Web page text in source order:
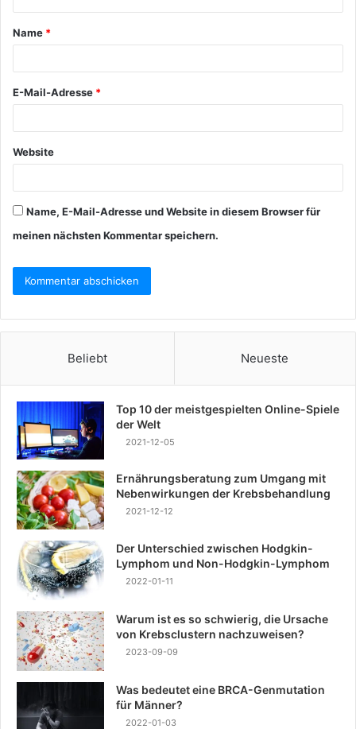
Name *
E-Mail-Adresse *
Website
Name, E-Mail-Adresse und Website in diesem Browser für
meinen nächsten Kommentar speichern.
Beliebt Neueste
Top 10 der meistgespielten Online-Spiele
der Welt
2021-12-05
Ernährungsberatung zum Umgang mit
Nebenwirkungen der Krebsbehandlung
2021-12-12
Der Unterschied zwischen Hodgkin-
Lymphom und Non-Hodgkin-Lymphom
2022-01-11
Warum ist es so schwierig, die Ursache
von Krebsclustern nachzuweisen?
2023-09-09
Was bedeutet eine BRCA-Genmutation
für Männer?
2022-01-03